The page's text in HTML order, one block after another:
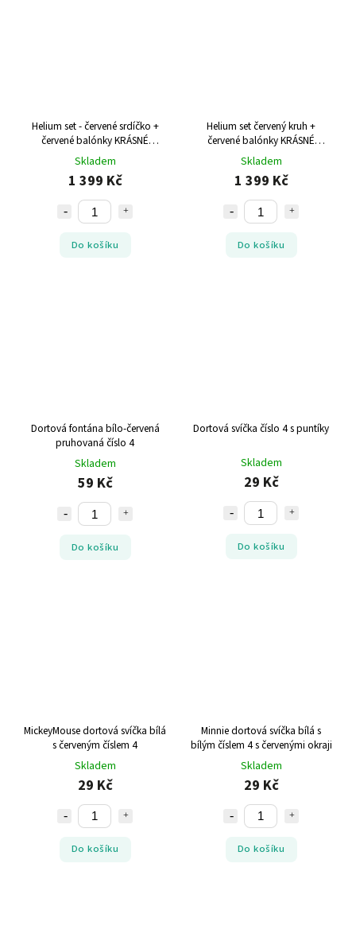
Helium set - červené srdíčko +
červené balónky KRÁSNÉ
NAROZENINY
Skladem
1 399 Kč
Do košíku
Helium set červený kruh +
červené balónky KRÁSNÉ
NAROZENINY
Skladem
1 399 Kč
Do košíku
Dortová fontána bílo-červená
pruhovaná číslo 4
Skladem
59 Kč
Do košíku
Dortová svíčka číslo 4 s puntíky
Skladem
29 Kč
Do košíku
MickeyMouse dortová svíčka bílá
s červeným číslem 4
Skladem
29 Kč
Do košíku
Minnie dortová svíčka bílá s
bílým číslem 4 s červenými okraji
Skladem
29 Kč
Do košíku